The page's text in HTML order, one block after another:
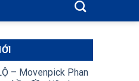
– Movenpick Phan